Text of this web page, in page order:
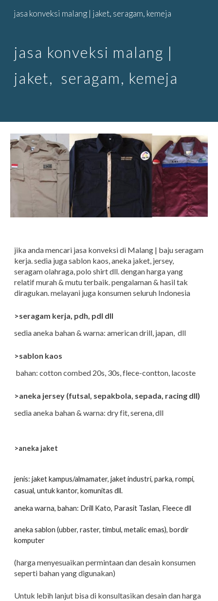
Skip to main content Skip to navigation
jasa konveksi malang | jaket, seragam, kemeja
jasa konveksi malang |
jaket, seragam, kemeja
jika anda mencari jasa konveksi di Malang | baju seragam
kerja. sedia juga sablon kaos, aneka jaket, jersey,
seragam olahraga, polo shirt dll. dengan harga yang
relatif murah & mutu terbaik. pengalaman & hasil tak
diragukan. melayani juga konsumen seluruh Indonesia
>seragam kerja, pdh, pdl dll
sedia aneka bahan & warna: american drill, japan, dll
>sablon kaos
bahan: cotton combed 20s, 30s, flece-contton, lacoste
>aneka jersey (futsal, sepakbola, sepada, racing dll)
sedia aneka bahan & warna: dry fit, serena, dll
>aneka jaket
jenis: jaket kampus/almamater, jaket industri, parka, rompi,
casual, untuk kantor, komunitas dll.
aneka warna, bahan: Drill Kato, Parasit Taslan, Fleece dll
aneka sablon (ubber, raster, timbul, metalic emas), bordir
komputer
(harga menyesuaikan permintaan dan desain konsumen
seperti bahan yang digunakan)
Untuk lebih lanjut bisa di konsultasikan desain dan harga